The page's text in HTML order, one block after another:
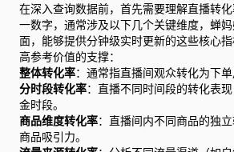
在深入查询数据前，首先需要理解直播转
一数字，通常涉及以下几个关键维度，蝉
面，能够提供分钟级实时更新的这些核心
高参考价值的支撑：
整体转化率：通常指直播间观众转化为下单
分时段转化率：直播不同时间段的转化表
金时段。
商品维度转化率：直播间内不同商品的独
商品吸引力。